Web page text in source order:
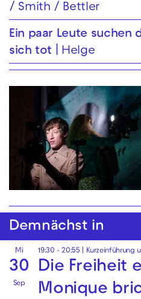
/ Smith / Bettler
Ein paar Leute suchen
sich tot
Helge
Demnächst in
Mi
30
Sep
19:30 - 20:55 | Kurzeinführung
Die Freiheit
Monique